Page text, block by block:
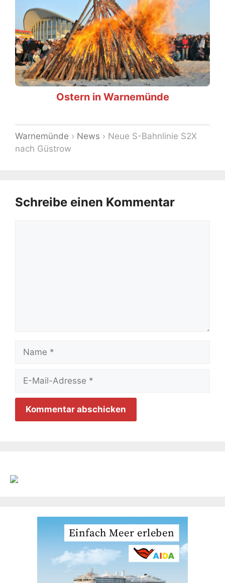
Ostern in Warnemünde
Warnemünde › News › Neue S-Bahnlinie S2X
nach Güstrow
Schreibe einen Kommentar
Mail-
Adresse